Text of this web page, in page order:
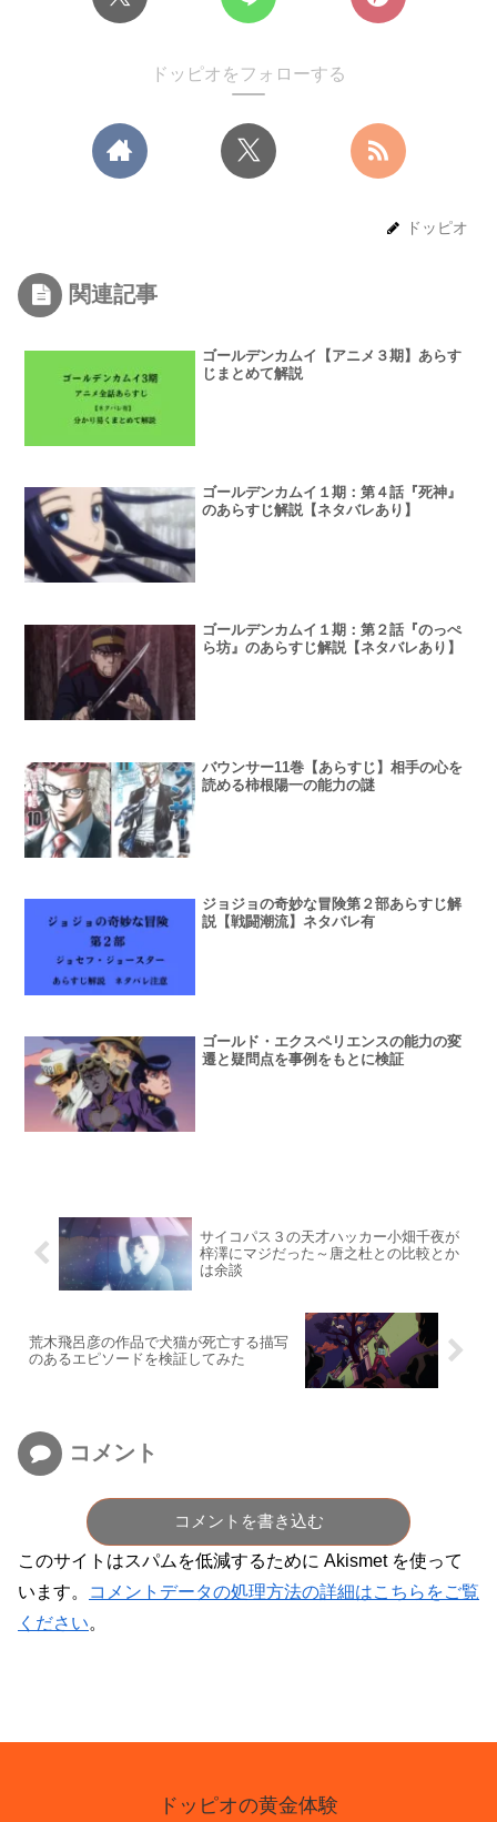
ドッピオをフォローする
ドッピオ
関連記事
ゴールデンカムイ【アニメ３期】あらす
じまとめて解説
ゴールデンカムイ１期：第４話『死神』
のあらすじ解説【ネタバレあり】
ゴールデンカムイ１期：第２話『のっぺ
ら坊』のあらすじ解説【ネタバレあり】
バウンサー11巻【あらすじ】相手の心を
読める柿根陽一の能力の謎
ジョジョの奇妙な冒険第２部あらすじ解
説【戦闘潮流】ネタバレ有
ゴールド・エクスペリエンスの能力の変
遷と疑問点を事例をもとに検証
サイコパス３の天才ハッカー小畑千夜が
梓澤にマジだった～唐之杜との比較とか
は余談
荒木飛呂彦の作品で犬猫が死亡する描写
のあるエピソードを検証してみた
コメント
コメントを書き込む
このサイトはスパムを低減するために Akismet を使って
います。
コメントデータの処理方法の詳細はこちらをご覧
ください。
ドッピオの黄金体験